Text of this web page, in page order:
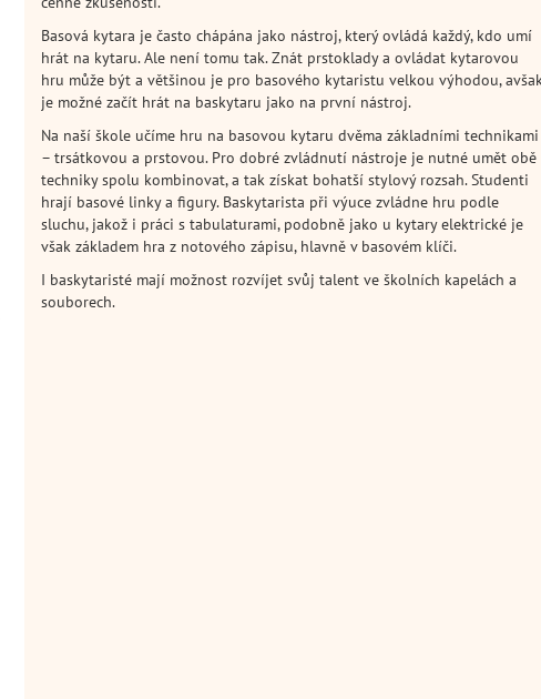
Basová kytara je často chápána jako nástroj, který ovládá každý, kdo umí
hrát na kytaru. Ale není tomu tak. Znát prstoklady a ovládat kytarovou
hru může být a většinou je pro basového kytaristu velkou výhodou,
je možné začít hrát na baskytaru jako na první nástroj.
Na naší škole učíme hru na basovou kytaru dvěma základními technikami
– trsátkovou a prstovou. Pro dobré zvládnutí nástroje je nutné umět obě
techniky spolu kombinovat, a tak získat bohatší stylový rozsah. Studenti
hrají basové linky a figury. Baskytarista při výuce zvládne hru podle
sluchu, jakož i práci s tabulaturami, podobně jako u kytary elektrické je
však základem hra z notového zápisu, hlavně v basovém klíči.
I baskytaristé mají možnost rozvíjet svůj talent ve školních kapelách a
souborech.